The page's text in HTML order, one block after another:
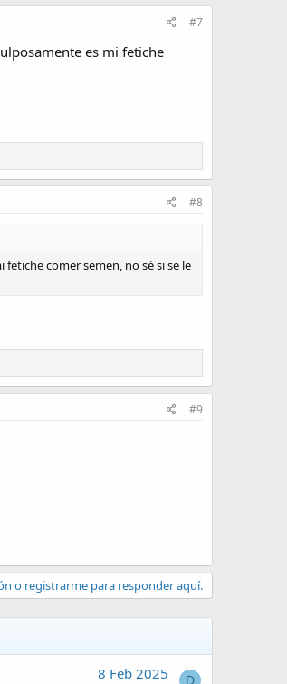
#7
es mi fetiche
#8
comer semen, no sé si se le
#9
o registrarme para responder aquí.
8 Feb 2025 D